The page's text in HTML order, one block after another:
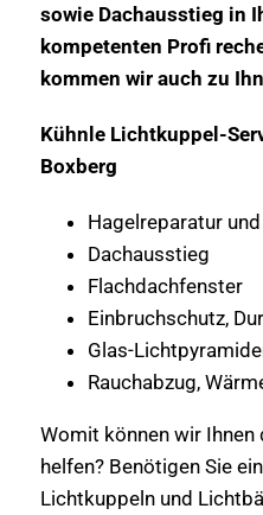
sowie Dachausstieg in
kompetenten Profi
kommen wir auch zu
Kühnle Lichtkuppel-
Boxberg
Hagelreparatur
Dachausstieg
Flachdachfenster
Einbruchschutz,
Glas-
Rauchabzug,
Womit können wir Ihnen
helfen? Benötigen Sie
Lichtkuppeln und